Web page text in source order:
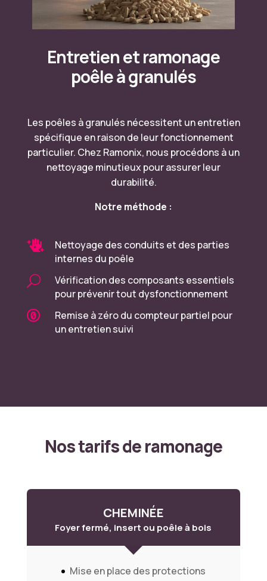
Entretien etramonage
poêle à granulés
Les poêles à granulés nécessitent un entretien
spécifique en raison de leur fonctionnement
particulier. Chez Ramonix, nous procédons à un
nettoyage minutieux pour assurer leur
durabilité.
Notre méthode :

Nettoyage des conduits et des parties
internes du poêle
U
Vérification des composants essentiels
pour prévenir tout dysfonctionnement

Remise à zéro du compteur partiel pour
un entretien suivi
Nos tarifs de ramonage
CHEMINÉE
Foyer fermé, insert ou poêle à bois
Mise en place des protections